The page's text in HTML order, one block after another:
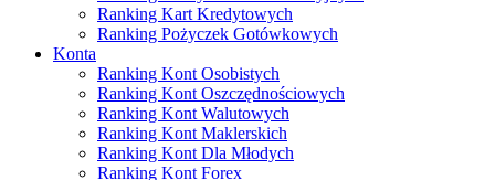
Ranking Kart Kredytowych
Ranking Pożyczek Gotówkowych
Konta
Ranking Kont Osobistych
Ranking Kont Oszczędnościowych
Ranking Kont Walutowych
Ranking Kont Maklerskich
Ranking Kont Dla Młodych
Ranking Kont Forex